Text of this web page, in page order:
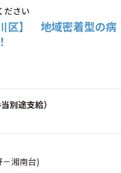
さい
区】 地域密着型の病
別途支給）
湘南台)